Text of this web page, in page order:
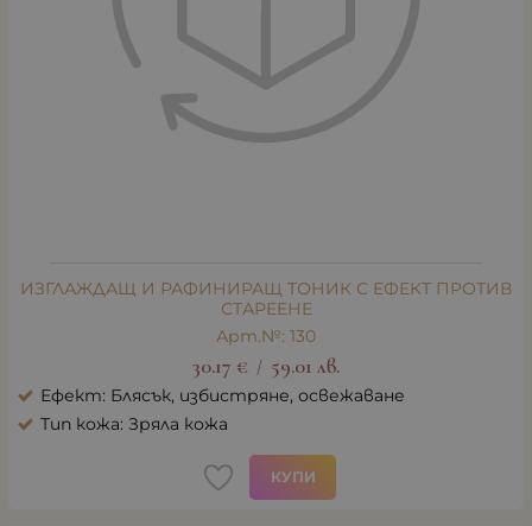
ИЗГЛАЖДАЩ И РАФИНИРАЩ ТОНИК С ЕФЕКТ ПРОТИВ
СТАРЕЕНЕ
Арт.№: 130
30.17 € / 59.01 лв.
Ефект: Блясък, избистряне, освежаване
Тип кожа: Зряла кожа
КУПИ